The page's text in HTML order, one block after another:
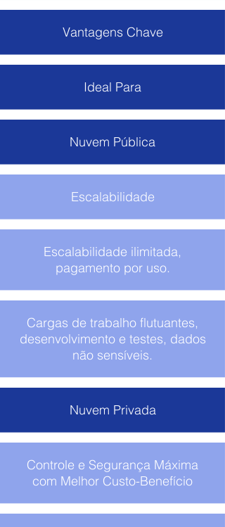
Vantagens Chave
Ideal Para
Nuvem Pública
Escalabilidade
Escalabilidade ilimitada,
pagamento por uso.
Cargas de trabalho flutuantes,
desenvolvimento e testes, dados
não sensíveis.
Nuvem Privada
Controle e Segurança Máxima
com Melhor Custo-Benefício